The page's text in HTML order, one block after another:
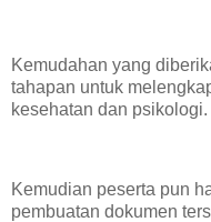
Kemudahan yang
tahapan untuk
kesehatan dan psikologi.
Kemudian peserta pun
pembuatan dokumen